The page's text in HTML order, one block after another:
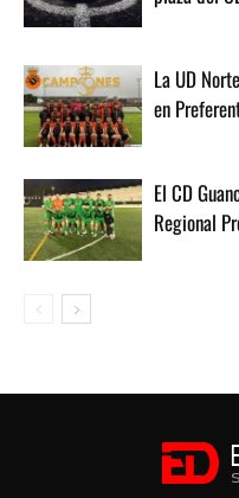
La UD
en
El CD
Regional